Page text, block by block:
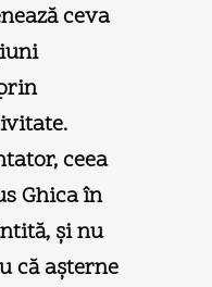
ceva
ceea
Ghica în
şi nu
că aşterne